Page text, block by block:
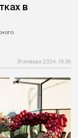
в
31 января 2024, 19:36